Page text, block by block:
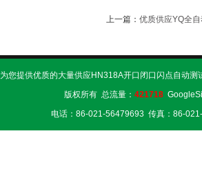
上一篇： 优质供应YQ全
为您提供优质的大量供应HN318A开口闭口闪点自动
版权所有 总流量： 421718
电话：86-021-56479693 传真：86-